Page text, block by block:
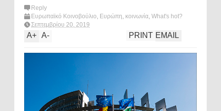
Reply
Ευρωπαϊκό Κοινοβούλιο, Ευρώπη, κοινωνία, What's hot?
Σεπτεμβρίου 20, 2019
A+ A- EMAIL
PRINT